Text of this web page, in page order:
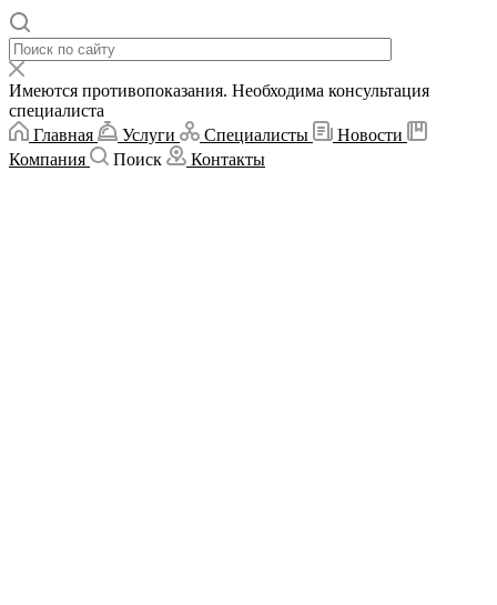
Имеются противопоказания. Необходима консультация
специалиста
Главная
Услуги Специалисты
Новости
Компания
Поиск Контакты